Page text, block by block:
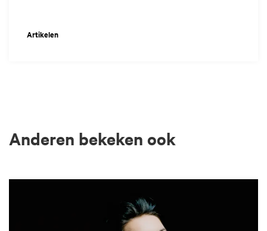
Artikelen
Anderen bekeken ook